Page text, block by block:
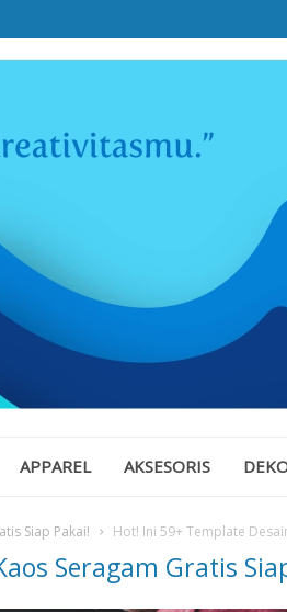
APPAREL AKSESORIS
Siap Pakai! Hot! Ini 59+ Template
Seragam Gratis